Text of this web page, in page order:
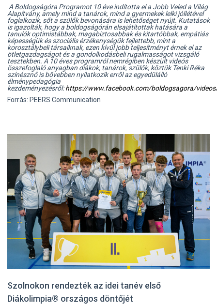
A Boldogságóra Programot 10 éve indította el a Jobb Veled a Világ
Alapítvány, amelymind a tanárok, mind a gyermekek lelki jóllétével
foglalkozik, sőt a szülők bevonására is lehetőséget nyújt. Kutatások
is igazolták, hogy a boldogságórán elsajátítottak hatására a
tanulók optimistábbak, magabiztosabbak és kitartóbbak, empátiás
képességük és szociális érzékenységük fejlettebb, mint a
korosztálybeli társaiknak, ezen kívül jobb teljesítményt érnek el az
ötletgazdagságot és a gondolkodásbeli rugalmasságot vizsgáló
tesztekben. A 10 éves programról nemrégiben készült videós
összefoglaló anyagban diákok, tanárok, szülők, köztük Tenki Réka
színésznő is bővebben nyilatkozik erről az egyedülálló
élménypedagógia
kezdeményezésről:https://www.facebook.com/boldogsagora/
Forrás: PEERS Communication
Szolnokon rendezték az idei tanév első
Diákolimpia® országos döntőjét